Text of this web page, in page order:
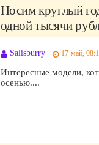
Носим круглый
одной тысячи
Salisburry 17-май,
Интересные модели,
осенью....